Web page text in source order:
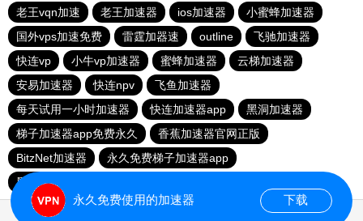
老王vqn加速
老王加速器 ios加速器
小蜜蜂加速器
国外vps加速免费
雷霆加器速 outline
飞驰加速器
快连vp
小牛vp加速器 蜜蜂加速器
云梯加速器
安易加速器
快连npv
飞鱼加速器
每天试用一小时加速器
快连加速器app
黑洞加速器
梯子加速器app免费永久
香蕉加速器官网正版
BitzNet加速器
永久免费梯子加速器app
黑洞海外npv加速梯子
永久免费使用的加速器 下载